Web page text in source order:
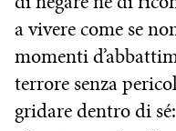
a vivere come se
momenti
terrore senza
gridare dentro di